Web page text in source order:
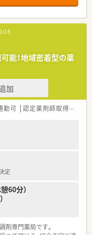
能！地域密着型の薬
加
勤可 認定薬剤師取得支援あり
定
60分）
専門薬局です。